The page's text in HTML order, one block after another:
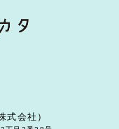
式会社）